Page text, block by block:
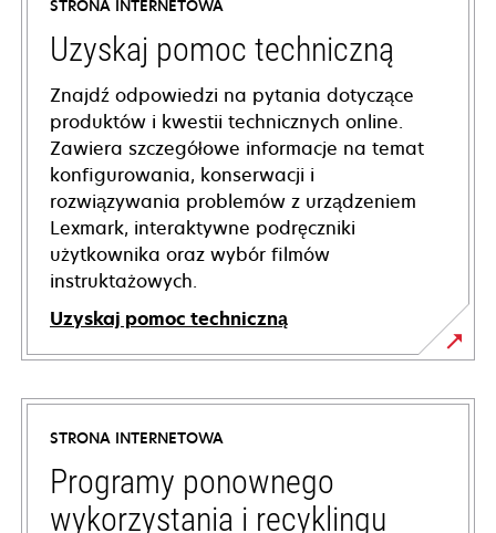
STRONA INTERNETOWA
Uzyskaj pomoc techniczną
Znajdź odpowiedzi na pytania dotyczące
produktów i kwestii technicznych online.
Zawiera szczegółowe informacje na temat
konfigurowania, konserwacji i
rozwiązywania problemów z urządzeniem
Lexmark, interaktywne podręczniki
użytkownika oraz wybór filmów
instruktażowych.
Uzyskaj pomoc techniczną
opens
in
new
tab
STRONA INTERNETOWA
Programy ponownego
wykorzystania i recyklingu